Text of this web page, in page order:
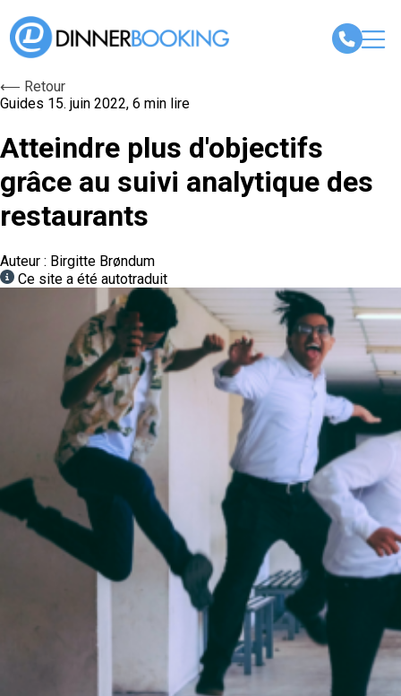
⟵ Retour
Guides 15. juin 2022, 6 min lire
Atteindre plus d'objectifs
grâce au suivi analytique des
restaurants
Auteur : Birgitte Brøndum
Ce site a été autotraduit